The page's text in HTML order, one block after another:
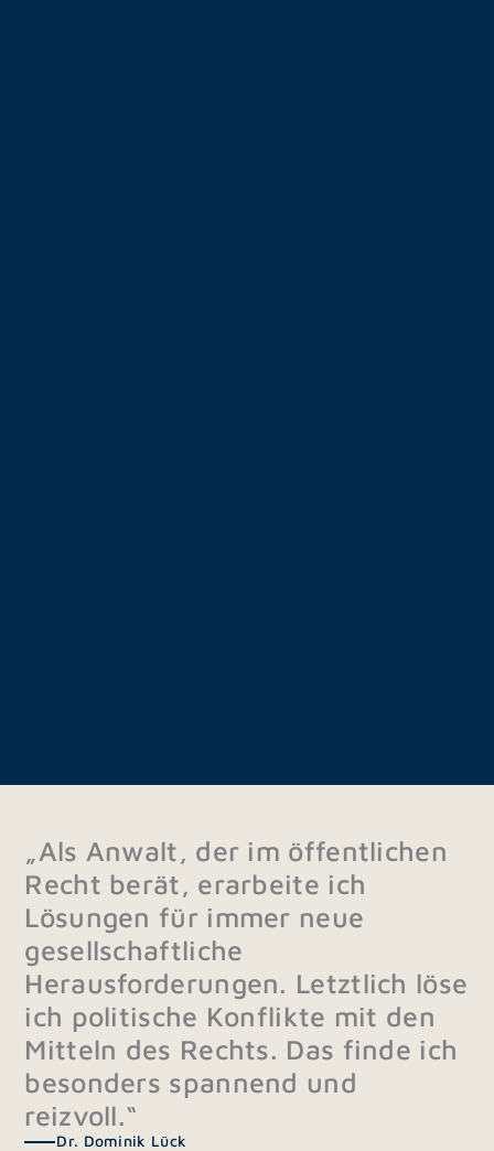
„Als Anwalt, der im öffentlichen
Recht berät, erarbeite ich
Lösungen für immer neue
gesellschaftliche
Herausforderungen. Letztlich löse
ich politische Konflikte mit den
Mitteln des Rechts. Das finde ich
besonders spannend und
reizvoll.“
Dr. Dominik Lück